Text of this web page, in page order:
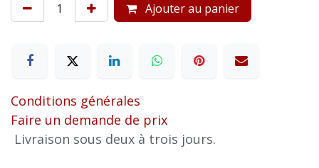
Ajouter au panier
Conditions générales
Faire un demande de prix
Livraison sous deux à trois jours.